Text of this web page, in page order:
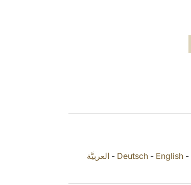
العربيَّة - Deutsch- English-